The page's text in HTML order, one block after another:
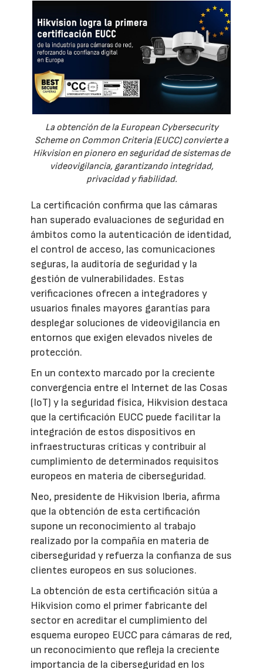
La obtención de la European Cybersecurity
Scheme on Common Criteria (EUCC) convierte a
Hikvision en pionero en seguridad de sistemas de
videovigilancia, garantizando integridad,
privacidad y fiabilidad.
La certificación confirma que las cámaras
han superado evaluaciones de seguridad en
ámbitos como la autenticación de identidad,
el control de acceso, las comunicaciones
seguras, la auditoría de seguridad y la
gestión de vulnerabilidades. Estas
verificaciones ofrecen a integradores y
usuarios finales mayores garantías para
desplegar soluciones de videovigilancia en
entornos que exigen elevados niveles de
protección.
En un contexto marcado por la creciente
convergencia entre el Internet de las Cosas
(IoT) y la seguridad física, Hikvision destaca
que la certificación EUCC puede facilitar la
integración de estos dispositivos en
infraestructuras críticas y contribuir al
cumplimiento de determinados requisitos
europeos en materia de ciberseguridad.
Neo, presidente de Hikvision Iberia, afirma
que la obtención de esta certificación
supone un reconocimiento al trabajo
realizado por la compañía en materia de
ciberseguridad y refuerza la confianza de sus
clientes europeos en sus soluciones.
La obtención de esta certificación sitúa a
Hikvision como el primer fabricante del
sector en acreditar el cumplimiento del
esquema europeo EUCC para cámaras de red,
un reconocimiento que refleja la creciente
importancia de la ciberseguridad en los